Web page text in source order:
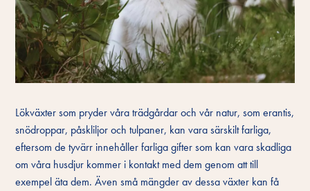
Lökväxter som pryder våra trädgårdar och vår natur, som erantis,
snödroppar, påskliljor och tulpaner, kan vara särskilt farliga,
eftersom de tyvärr innehåller farliga gifter som kan vara skadliga
om våra husdjur kommer i kontakt med dem genom att till
exempel äta dem. Även små mängder av dessa växter kan få